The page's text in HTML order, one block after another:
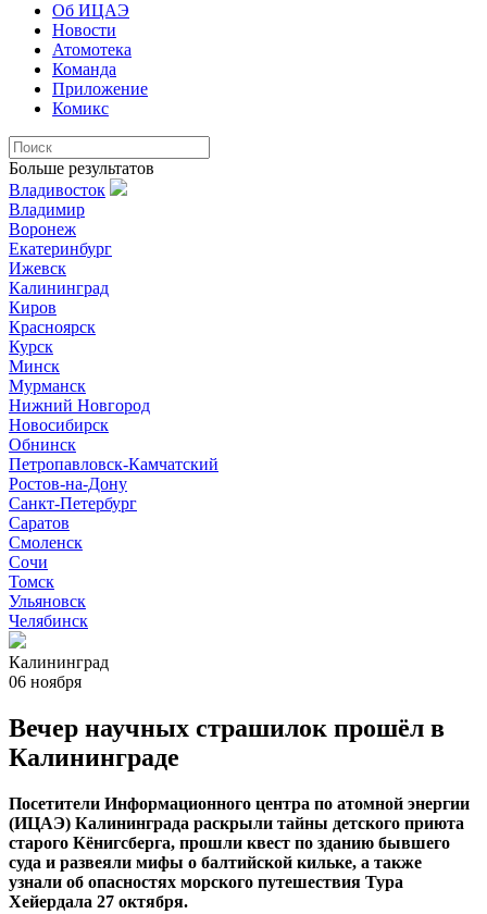
Об ИЦАЭ
Новости
Атомотека
Команда
Приложение
Комикс
Больше результатов
Владивосток
Владимир
Воронеж
Екатеринбург
Ижевск
Калининград
Киров
Красноярск
Курск
Минск
Мурманск
Нижний Новгород
Новосибирск
Обнинск
Петропавловск-Камчатский
Ростов-на-Дону
Санкт-Петербург
Саратов
Смоленск
Сочи
Томск
Ульяновск
Челябинск
Калининград
06 ноября
Вечер научных страшилок прошёл в
Калининграде
Посетители Информационного центра по атомной энергии
(ИЦАЭ) Калининграда раскрыли тайны детского приюта
старого Кёнигсберга, прошли квест по зданию бывшего
суда и развеяли мифы о балтийской кильке, а также
узнали об опасностях морского путешествия Тура
Хейердала 27 октября.